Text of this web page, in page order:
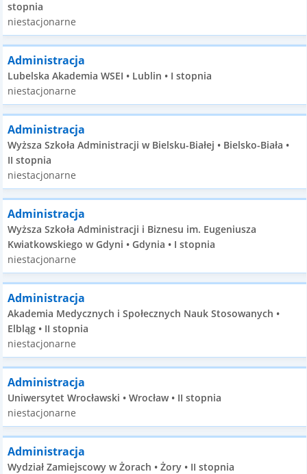
stopnia
niestacjonarne
Administracja
Lubelska Akademia WSEI • Lublin • I stopnia
niestacjonarne
Administracja
Wyższa Szkoła Administracji w Bielsku-Białej • Bielsko-Biała •
II stopnia
niestacjonarne
Administracja
Wyższa Szkoła Administracji i Biznesu im. Eugeniusza
Kwiatkowskiego w Gdyni • Gdynia • I stopnia
niestacjonarne
Administracja
Akademia Medycznych i Społecznych Nauk Stosowanych •
Elbląg • II stopnia
niestacjonarne
Administracja
Uniwersytet Wrocławski • Wrocław • II stopnia
niestacjonarne
Administracja
Wydział Zamiejscowy w Żorach • Żory • II stopnia